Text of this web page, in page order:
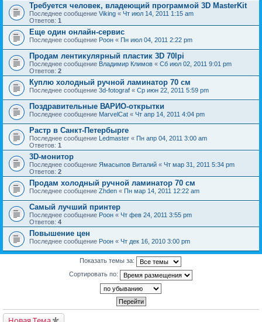
Требуется человек, владеющий программой 3D MasterKit
Последнее сообщение Viking « Чт июл 14, 2011 1:15 am
Ответов: 1
Еще один онлайн-сервис
Последнее сообщение Pоон « Пн июл 04, 2011 2:22 pm
Продам лентикулярный пластик 3D 70lpi
Последнее сообщение Владимир Климов « Сб июл 02, 2011 9:01 pm
Ответов: 2
Куплю холодный ручной ламинатор 70 см
Последнее сообщение 3d-fotograf « Ср июн 22, 2011 5:59 pm
Поздравительные ВАРИО-открытки
Последнее сообщение MarvelCat « Чт апр 14, 2011 4:04 pm
Растр в Санкт-Петербырге
Последнее сообщение Ledmaster « Пн апр 04, 2011 3:00 am
Ответов: 1
3D-монитор
Последнее сообщение Ямасыпов Виталий « Чт мар 31, 2011 5:34 pm
Ответов: 2
Продам холодный ручной ламинатор 70 см
Последнее сообщение Zhden « Пн мар 14, 2011 12:22 am
Самый лучший принтер
Последнее сообщение Pоон « Чт фев 24, 2011 3:55 pm
Ответов: 4
Повышение цен
Последнее сообщение Pоон « Чт дек 16, 2010 3:00 pm
Показать темы за:
Сортировать по: